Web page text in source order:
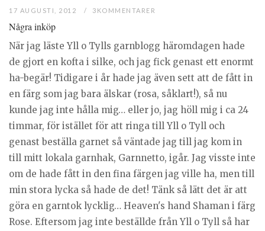
17 AUGUSTI, 2012 3KOMMENTARER
Några inköp
När jag läste Yll o Tylls garnblogg häromdagen hade
de gjort en kofta i silke, och jag fick genast ett enormt
ha-begär! Tidigare i år hade jag även sett att de fått in
en färg som jag bara älskar (rosa, såklart!), så nu
kunde jag inte hålla mig… eller jo, jag höll mig i ca 24
timmar, för istället för att ringa till Yll o Tyll och
genast beställa garnet så väntade jag till jag kom in
till mitt lokala garnhak, Garnnetto, igår. Jag visste inte
om de hade fått in den fina färgen jag ville ha, men till
min stora lycka så hade de det! Tänk så lätt det är att
göra en garntok lycklig… Heaven's hand Shaman i färg
Rose. Eftersom jag inte beställde från Yll o Tyll så har